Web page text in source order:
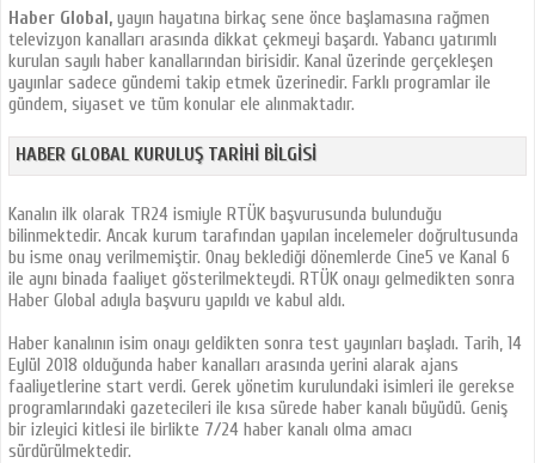
Haber Global, yayın hayatına birkaç sene önce başlamasına rağmen
televizyon kanalları arasında dikkat çekmeyi başardı. Yabancı yatırımlı
kurulan sayılı haber kanallarından birisidir. Kanal üzerinde gerçekleşen
yayınlar sadece gündemi takip etmek üzerinedir. Farklı programlar ile
gündem, siyaset ve tüm konular ele alınmaktadır.
HABER GLOBAL KURULUŞ TARIHI BILGISI
Kanalın ilk olarak TR24 ismiyle RTÜK başvurusunda bulunduğu
bilinmektedir. Ancak kurum tarafından yapılan incelemeler doğrultusunda
bu isme onay verilmemiştir. Onay beklediği dönemlerde Cine5 ve Kanal 6
ile aynı binada faaliyet gösterilmekteydi. RTÜK onayı gelmedikten sonra
Haber Global adıyla başvuru yapıldı ve kabul aldı.
Haber kanalının isim onayı geldikten sonra test yayınları başladı. Tarih, 14
Eylül 2018 olduğunda haber kanalları arasında yerini alarak ajans
faaliyetlerine start verdi. Gerek yönetim kurulundaki isimleri ile gerekse
programlarındaki gazetecileri ile kısa sürede haber kanalı büyüdü. Geniş
bir izleyici kitlesi ile birlikte 7/24 haber kanalı olma amacı
sürdürülmektedir.